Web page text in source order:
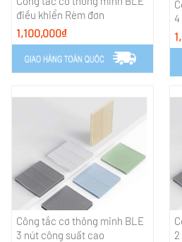
điều khiển Rèm đơn
1,100,000₫
Công tắc cơ thông minh BLE
3 nút công suất cao